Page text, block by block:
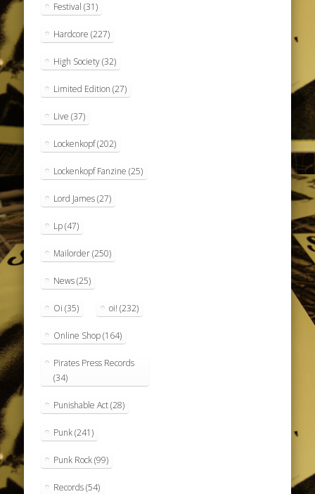
Festival (31)
Hardcore (227)
High Society(32)
Limited Edition (27)
Live (37)
Lockenkopf(202)
Lockenkopf Fanzine (25)
Lord James(27)
Lp(47)
Mailorder(250)
News(25)
Oi (35) oi! (232)
Online Shop(164)
Pirates Press Records
(34)
Punishable Act(28)
Punk(241)
Punk Rock(99)
Records(54)